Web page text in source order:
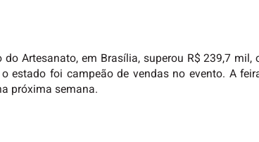
Artesanato, em Brasília, superou R$ 239,7
estado foi campeão de vendas no evento. A
próxima semana.